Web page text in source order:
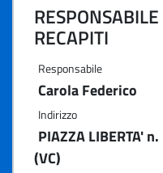
RECAPITI
Responsabile
Carola Federico
Indirizzo
PIAZZA LIBERTA'
(VC)